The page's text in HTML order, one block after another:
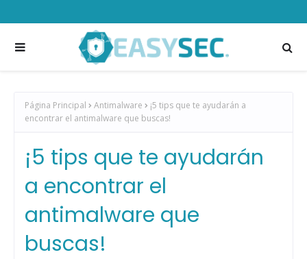
Página Principal Antimalware
¡5 tips que te ayudarán a
encontrar el antimalware que buscas!
¡5 tips que te ayudarán
a encontrar el
antimalware que
buscas!